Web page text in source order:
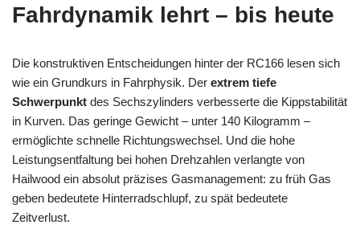
Fahrdynamik lehrt – bis heute
Die konstruktiven Entscheidungen hinter der RC166 lesen sich
wie ein Grundkurs in Fahrphysik. Der extrem tiefe
Schwerpunkt des Sechszylinders verbesserte die Kippstabilität
in Kurven. Das geringe Gewicht – unter 140 Kilogramm –
ermöglichte schnelle Richtungswechsel. Und die hohe
Leistungsentfaltung bei hohen Drehzahlen verlangte von
Hailwood ein absolut präzises Gasmanagement: zu früh Gas
geben bedeutete Hinterradschlupf, zu spät bedeutete
Zeitverlust.